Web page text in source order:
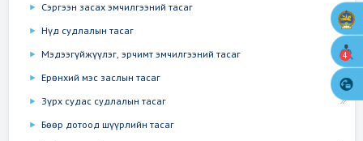
Сэргээн засах эмчилгээний тасаг
Нүд судлалын тасаг
Мэдээгүйжүүлэг, эрчимт эмчилгээний тасаг
Ерөнхий мэс заслын тасаг
Зүрх судас судлалын тасаг
Бөөр дотоод шүүрлийн тасаг
4